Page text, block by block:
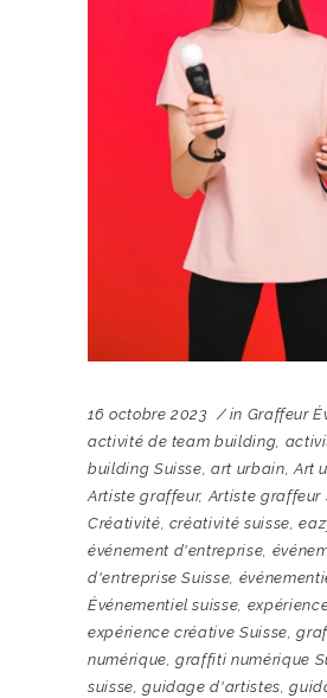
16 octobre 2023 in Graffeur
activité de team building,
building Suisse,art urbain,Art
Artiste graffeur,Artiste graffeur
Créativité, créativité suisse,
événement d'entreprise,
d'entreprise Suisse,
Événementiel suisse,
expérience créative Suisse,
numérique,graffiti numérique
suisse,guidage d'artistes,